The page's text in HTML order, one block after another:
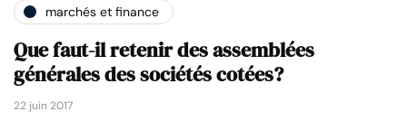
marchés et finance
Que faut-il retenir des assemblées
générales des sociétés cotées?
22 juin 2017